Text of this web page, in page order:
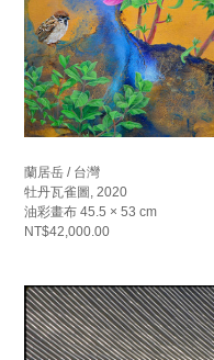
蘭居岳 / 台灣
牡丹瓦雀圖, 2020
油彩畫布 45.5 × 53 cm
NT$42,000.00